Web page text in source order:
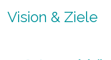
Vision & Ziele